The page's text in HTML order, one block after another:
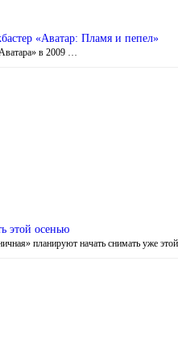
«Аватар: Пламя и пепел»
в 2009 …
этой осенью
планируют начать снимать уже